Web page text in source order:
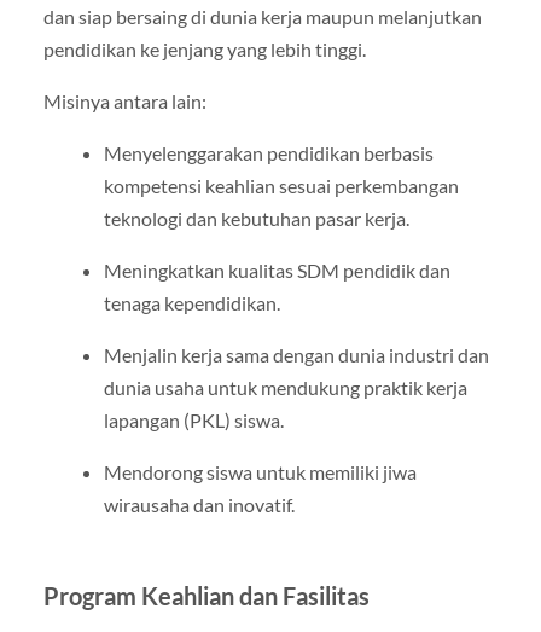
dan siap bersaing di dunia kerja maupun melanjutkan
pendidikan ke jenjang yang lebih tinggi.
Misinya antara lain:
Menyelenggarakan pendidikan berbasis
kompetensi keahlian sesuai perkembangan
teknologi dan kebutuhan pasar kerja.
Meningkatkan kualitas SDM pendidik dan
tenaga kependidikan.
Menjalin kerja sama dengan dunia industri dan
dunia usaha untuk mendukung praktik kerja
lapangan (PKL) siswa.
Mendorong siswa untuk memiliki jiwa
wirausaha dan inovatif.
Program Keahlian dan Fasilitas